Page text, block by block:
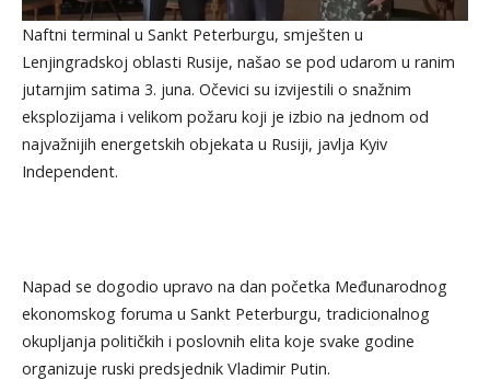
Naftni terminal u Sankt Peterburgu, smješten u
Lenjingradskoj oblasti Rusije, našao se pod udarom u ranim
jutarnjim satima 3. juna. Očevici su izvijestili o snažnim
eksplozijama i velikom požaru koji je izbio na jednom od
najvažnijih energetskih objekata u Rusiji, javlja Kyiv
Independent.
Napad se dogodio upravo na dan početka Međunarodnog
ekonomskog foruma u Sankt Peterburgu, tradicionalnog
okupljanja političkih i poslovnih elita koje svake godine
organizuje ruski predsjednik Vladimir Putin.